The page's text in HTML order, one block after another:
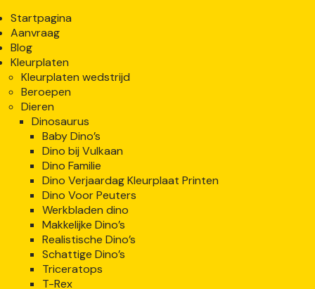
Startpagina
Aanvraag
Blog
Kleurplaten
Kleurplaten wedstrijd
Beroepen
Dieren
Dinosaurus
Baby Dino’s
Dino bij Vulkaan
Dino Familie
Dino Verjaardag Kleurplaat Printen
Dino Voor Peuters
Werkbladen dino
Makkelijke Dino’s
Realistische Dino’s
Schattige Dino’s
Triceratops
T-Rex